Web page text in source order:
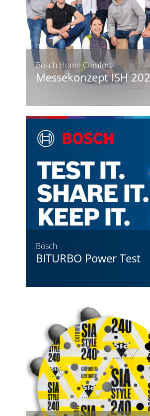
Bosch Home Comfort
Messekonzept ISH
Bosch
BITURBO Power Test